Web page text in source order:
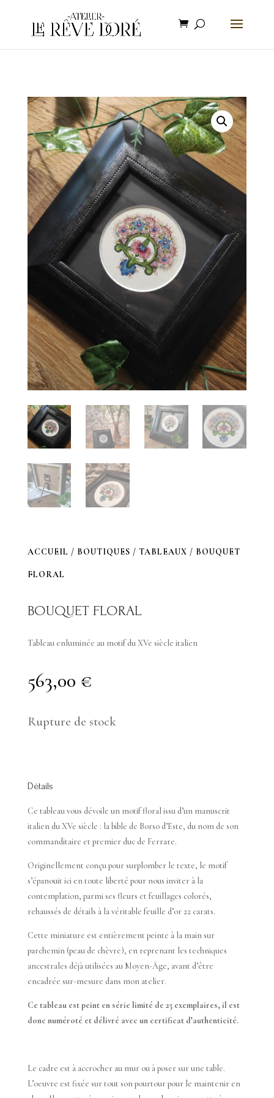
ACCUEIL / BOUTIQUES / TABLEAUX / BOUQUET
FLORAL
BOUQUET FLORAL
Tableau enluminée au motif du XVe siècle italien
563,00 €
Rupture de stock
Détails
Ce tableau vous dévoile un motif floral issu d’un manuscrit
italien du XVe siècle : la bible de Borso d’Este, du nom de son
commanditaire et premier duc de Ferrare.
Originellement conçu pour surplomber le texte, le motif
s’épanouit ici en toute liberté pour nous inviter à la
contemplation, parmi ses fleurs et feuillages colorés,
rehaussés de détails à la véritable feuille d’or 22 carats.
Cette miniature est entièrement peinte à la main sur
parchemin (peau de chèvre), en reprenant les techniques
ancestrales déjà utilisées au Moyen-Âge, avant d’être
encadrée sur-mesure dans mon atelier.
Ce tableau est peint en série limité de 25 exemplaires, il est
donc numéroté et délivré avec un certificat d’authenticité.
Le cadre est à accrocher au mur ou à poser sur une table.
L’oeuvre est fixée sur tout son pourtour pour le maintenir en